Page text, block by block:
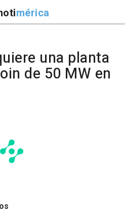
mérica
una planta
de 50 MW en